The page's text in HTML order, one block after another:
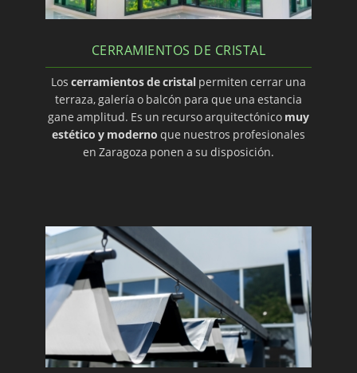
CERRAMIENTOS DE CRISTAL
Los cerramientos de cristalpermiten cerrar una
terraza, galería o balcón para que una estancia
gane amplitud. Es un recurso arquitectónico muy
estético y moderno que nuestros profesionales
en Zaragoza ponen a su disposición.